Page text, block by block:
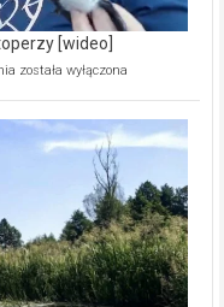
[wideo]
Ekologiczne
kamerą
wśród
została wyłączona